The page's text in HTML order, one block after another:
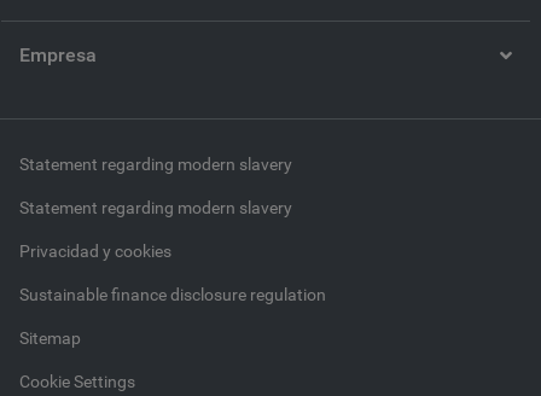
Empresa
Statement regarding modern slavery
Statement regarding modern slavery
Privacidad y cookies
Sustainable finance disclosure regulation
Sitemap
Cookie Settings